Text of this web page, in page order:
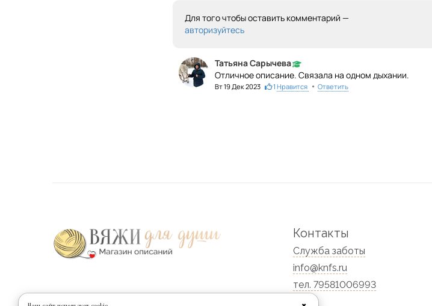
Для того чтобы оставить комментарий —
авторизуйтесь
Татьяна Сарычева
Отличное описание. Связала на одном дыхании.
Вт 19 Дек 2023 1 Нравится • Ответить
Контакты
Служба заботы
info@knfs.ru
тел. 79581006993